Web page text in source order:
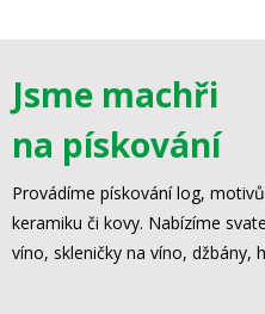
Jsme machři
na pískování
Provádíme pískování log,
keramiku či kovy. Nabízíme
víno, skleničky na víno, džbány,